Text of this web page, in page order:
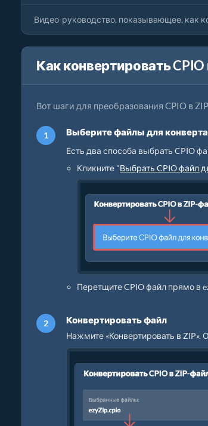
Видео-руководство, показывающее, как
Как конвертировать CPIO
Вот шаги для преобразования CPIO в
Выберите файлы для
Есть два способа выбрать CPIO
Кликните "Выбрать CPIO файл
Перетщите CPIO файл прямо в
Конвертировать файл
Нажмите «Конвертировать в ZIP».